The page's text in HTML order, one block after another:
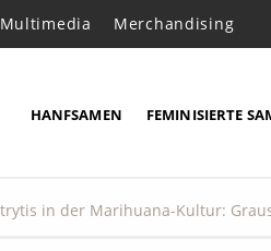
Multimedia Merchandising
HANFSAMEN FEMINISIERTE